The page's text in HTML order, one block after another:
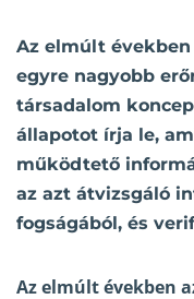
Az elmúlt
egyre nagyobb
társadalom
állapotot írja le,
működtető
az azt átvizsgáló
fogságából, és
Az elmúlt években